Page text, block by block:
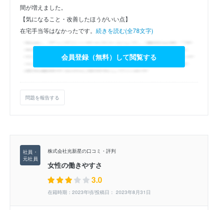
間が増えました。
【気になること・改善したほうがいい点】
在宅手当等はなかったです。 続きを読む(全78文字)
会員登録（無料）して閲覧する
問題を報告する
株式会社光新星の口コミ・評判
女性の働きやすさ
3.0
在籍時期：2023年頃/投稿日： 2023年8月31日